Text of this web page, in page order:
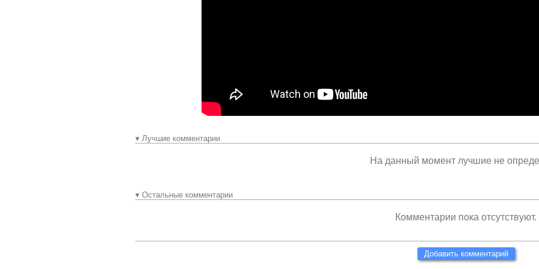
▾ Лучшие комментарии
На данный момент лучшие не
▾ Остальные комментарии
Комментарии пока отсутствуют.
Добавить комментарий